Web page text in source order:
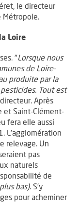
le directeur
Métropole.
Loire
"Lorsque nous
de Loire-
produite par la
Tout est
Après
et Saint-Clément-
fera elle aussi
L’agglomération
relevage. Un
pas
naturels
de
bas). S’y
pour acheminer